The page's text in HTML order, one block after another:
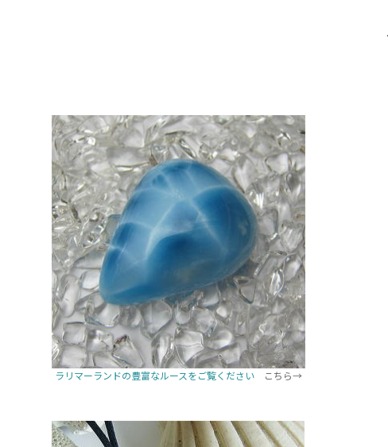
ラリマーランドの豊富なルースをご覧くださいこちら→